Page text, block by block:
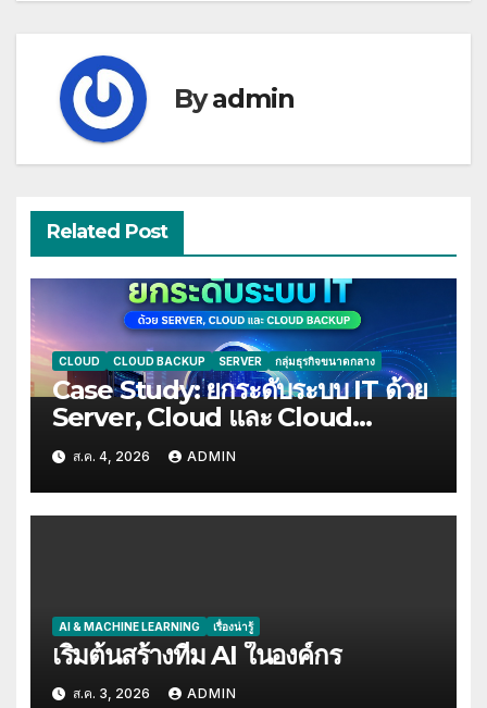
Byadmin
Related Post
CLOUD CLOUD BACKUP SERVER กลุ่มธุรกิจขนาดกลาง
Case Study: ยกระดับระบบ IT ด้วย
Server, Cloud และ Cloud
Backup
ส.ค. 4, 2026 ADMIN
AI & MACHINE LEARNING เรื่องน่ารู้
เริ่มต้นสร้างทีม AI ในองค์กร
ส.ค. 3, 2026 ADMIN